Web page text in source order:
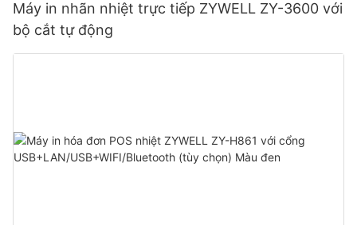
Máy in nhãn nhiệt trực tiếp ZYWELL ZY-3600 với
bộ cắt tự động